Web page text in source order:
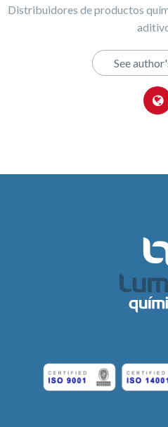
Distribuidores de productos
See